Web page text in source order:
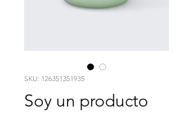
SKU: 126351351935
Soy un producto